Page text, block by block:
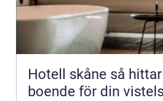
Hotell skåne så hittar du rätt
boende för din